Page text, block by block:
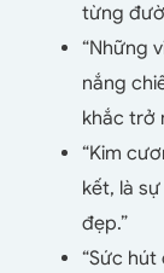
từng
“Những
nắng
khắc trở
“Kim
kết, là
đẹp.”
“Sức